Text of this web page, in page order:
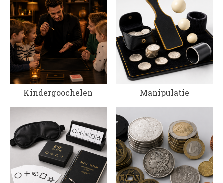
Kindergoochelen Manipulatie